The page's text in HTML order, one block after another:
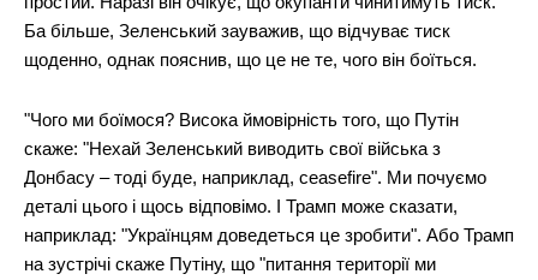
Ба більше, Зеленський зауважив, що відчуває тиск
щоденно, однак пояснив, що це не те, чого він боїться.
"Чого ми боїмося? Висока ймовірність того, що Путін
скаже: "Нехай Зеленський виводить свої війська з
Донбасу – тоді буде, наприклад, ceasefire". Ми почуємо
деталі цього і щось відповімо. І Трамп може сказати,
наприклад: "Українцям доведеться це зробити". Або Трамп
на зустрічі скаже Путіну, що "питання території ми